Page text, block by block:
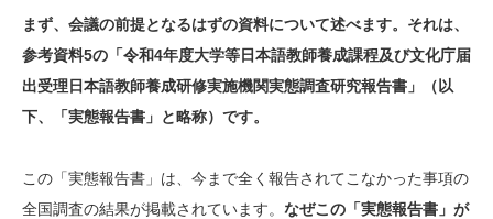
まず、会議の前提となるはずの資料について述べます。それは、
参考資料5の「令和4年度大学等日本語教師養成課程及び文化庁届
出受理日本語教師養成研修実施機関実態調査研究報告書」（以
下、「実態報告書」と略称）です。
この「実態報告書」は、今まで全く報告されてこなかった事項の
全国調査の結果が掲載されています。 なぜこの「実態報告書」が